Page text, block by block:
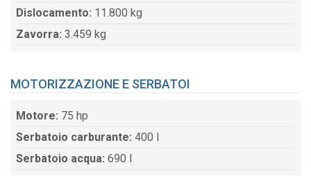
Dislocamento: 11.800 kg
Zavorra: 3.459 kg
MOTORIZZAZIONE E SERBATOI
Motore: 75 hp
Serbatoio carburante: 400 l
Serbatoio acqua: 690 l